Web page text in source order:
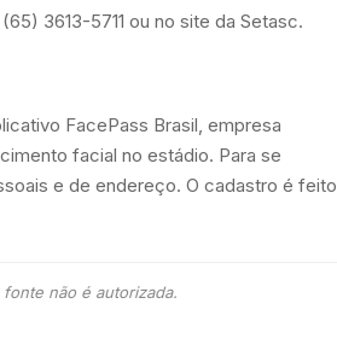
3613-5711 ou no site da Setasc.
FacePass Brasil, empresa
facial no estádio. Para se
e de endereço. O cadastro é feito
não é autorizada.